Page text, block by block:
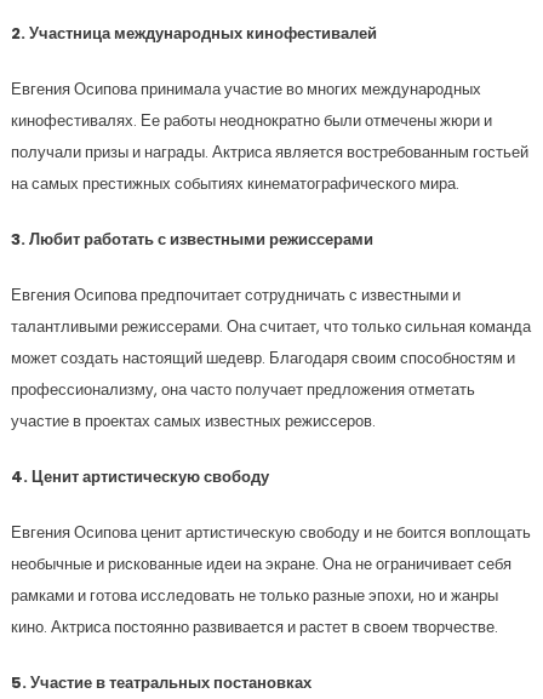
2. Участница международных кинофестивалей
Евгения Осипова принимала участие во многих международных
кинофестивалях. Ее работы неоднократно были отмечены жюри и
получали призы и награды. Актриса является востребованным гостьей
на самых престижных событиях кинематографического мира.
3. Любит работать с известными режиссерами
Евгения Осипова предпочитает сотрудничать с известными и
талантливыми режиссерами. Она считает, что только сильная команда
может создать настоящий шедевр. Благодаря своим способностям и
профессионализму, она часто получает предложения отметать
участие в проектах самых известных режиссеров.
4. Ценит артистическую свободу
Евгения Осипова ценит артистическую свободу и не боится воплощать
необычные и рискованные идеи на экране. Она не ограничивает себя
рамками и готова исследовать не только разные эпохи, но и жанры
кино. Актриса постоянно развивается и растет в своем творчестве.
5. Участие в театральных постановках